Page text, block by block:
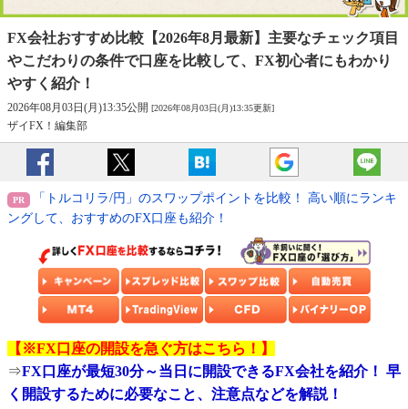
FX会社おすすめ比較【2026年8月最新】 主要なチェック項目
やこだわりの条件で口座を比較して、 FX初心者にもわかり
やすく紹介！
2026年08月03日(月)13:35公開 [2026年08月03日(月)13:35更新]
ザイFX！編集部
「トルコリラ/円」のスワップポイントを比較！ 高い順にランキ
ングして、おすすめのFX口座も紹介！
【※FX口座の開設を急ぐ方はこちら！】
⇒FX口座が最短30分～当日に開設できるFX会社を紹介！ 早
く開設するために必要なこと、注意点などを解説！